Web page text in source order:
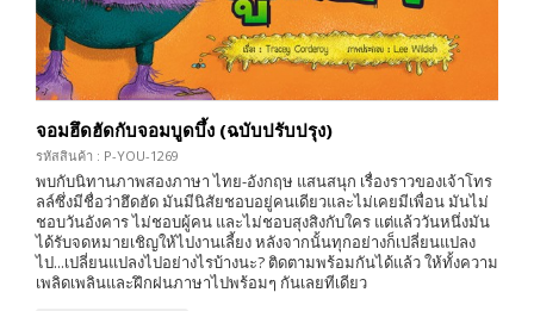
จอมฮึดฮัดกับจอมบูดบึ้ง (ฉบับปรับปรุง)
รหัสสินค้า : P-YOU-1269
พบกับนิทานภาพสองภาษา ไทย-อังกฤษ แสนสนุก เรื่องราวของเจ้าโทร
ลล์ซึ่งมีชื่อว่าฮึดฮัด มันมีนิสัยชอบอยู่คนเดียวและไม่เคยมีเพื่อน มันไม่
ชอบวันอังคาร ไม่ชอบผู้คน และไม่ชอบสุงสิงกับใคร แต่แล้ววันหนึ่งมัน
ได้รับจดหมายเชิญให้ไปงานเลี้ยง หลังจากนั้นทุกอย่างก็เปลี่ยนแปลง
ไป...เปลี่ยนแปลงไปอย่างไรบ้างนะ? ติดตามพร้อมกันได้แล้ว ให้ทั้งความ
เพลิดเพลินและฝึกฝนภาษาไปพร้อมๆ กันเลยทีเดียว